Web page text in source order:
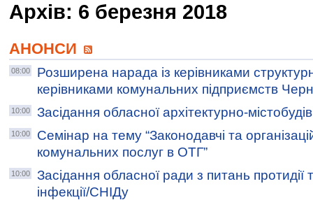
Архiв: 6 березня 2018
АНОНСИ
08:00
Розширена нарада із керівниками
керівниками комунальних підприємств
10:00 Засідання обласної архітектурно-
10:00
Семінар на тему “Законодавчі та
комунальних послуг в ОТГ”
10:00
Засідання обласної ради з питань протидії
інфекції/СНІДу